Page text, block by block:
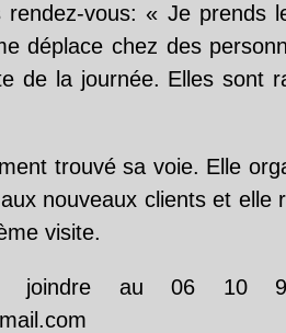
vous: « Je prends
déplace chez des
de la journée. Elles sont
trouvé sa voie. Elle
nouveaux clients et elle
visite.
joindre au 06